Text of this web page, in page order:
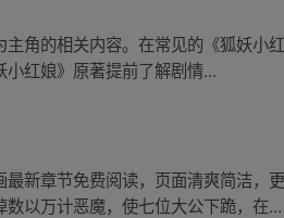
角的相关内容。在常见的《狐妖
红娘》原著提前了解剧情...
新章节免费阅读，页面清爽简洁
以万计恶魔，使七位大公下跪，在...